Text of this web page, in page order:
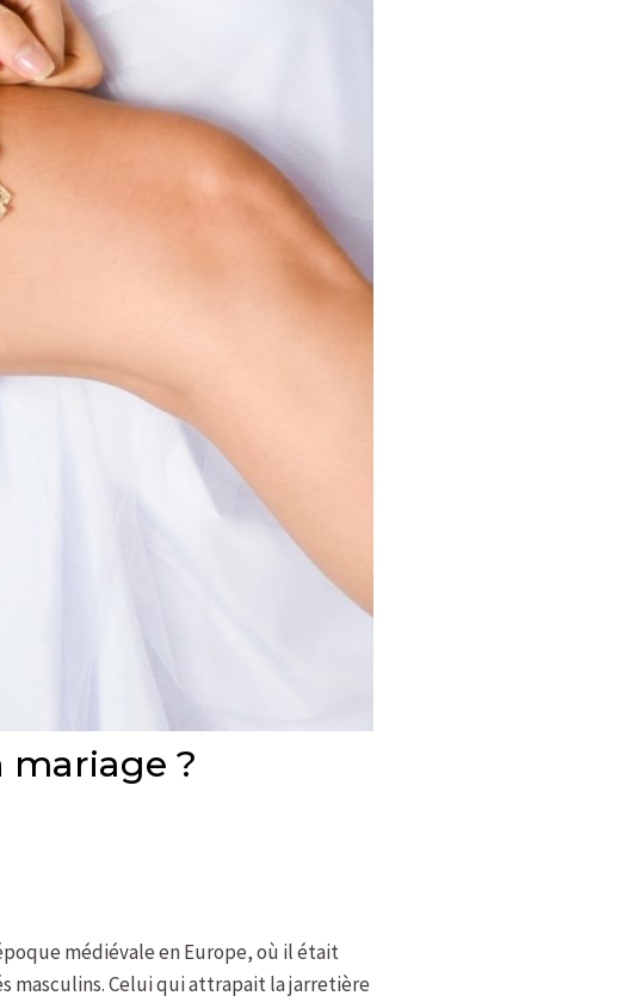
mariage ?
médiévale en Europe, où il était
masculins. Celui qui attrapait la jarretière